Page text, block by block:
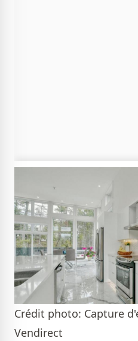
Crédit photo: Capture
Vendirect